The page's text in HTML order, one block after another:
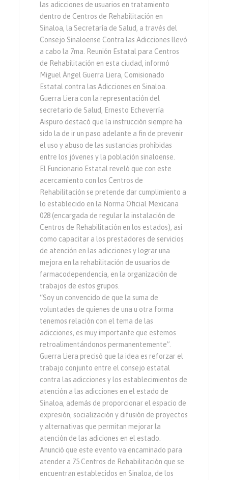
las adicciones de usuarios en tratamiento
dentro de Centros de Rehabilitación en
Sinaloa, la Secretaría de Salud, a través del
Consejo Sinaloense Contra las Adicciones llevó
a cabo la 7ma. Reunión Estatal para Centros
de Rehabilitación en esta ciudad, informó
Miguel Ángel Guerra Liera, Comisionado
Estatal contra las Adicciones en Sinaloa.
Guerra Liera con la representación del
secretario de Salud, Ernesto Echeverría
Aispuro destacó que la instrucción siempre ha
sido la de ir un paso adelante a fin de prevenir
el uso y abuso de las sustancias prohibidas
entre los jóvenes y la población sinaloense.
El Funcionario Estatal reveló que con este
acercamiento con los Centros de
Rehabilitación se pretende dar cumplimiento a
lo establecido en la Norma Oficial Mexicana
028 (encargada de regular la instalación de
Centros de Rehabilitación en los estados), así
como capacitar a los prestadores de servicios
de atención en las adicciones y lograr una
mejora en la rehabilitación de usuarios de
farmacodependencia, en la organización de
trabajos de estos grupos.
“Soy un convencido de que la suma de
voluntades de quienes de una u otra forma
tenemos relación con el tema de las
adicciones, es muy importante que estemos
retroalimentándonos permanentemente”.
Guerra Liera precisó que la idea es reforzar el
trabajo conjunto entre el consejo estatal
contra las adicciones y los establecimientos de
atención a las adicciones en el estado de
Sinaloa, además de proporcionar el espacio de
expresión, socialización y difusión de proyectos
y alternativas que permitan mejorar la
atención de las adiciones en el estado.
Anunció que este evento va encaminado para
atender a 75 Centros de Rehabilitación que se
encuentran establecidos en Sinaloa, de los